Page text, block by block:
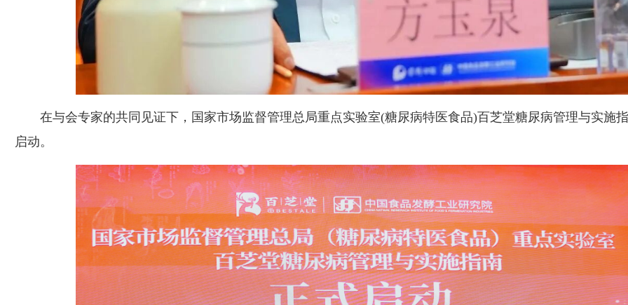
在与会专家的共同见证下，国家市场监督管理总局重点实验室(糖尿病特医食品)百芝堂糖尿病管理与实施
启动。